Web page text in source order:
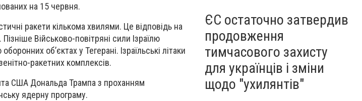
на 15 червня.
ракети кількома хвилями. Це відповідь на
Військово-повітряні сили Ізраїлю
обʼєктах у Тегерані. Ізраїльські літаки
ракетних комплексів.
США Дональда Трампа з проханням
ядерну програму.
ЄС остаточно затвердив
продовження
тимчасового захисту
для українців і зміни
щодо "ухилянтів"